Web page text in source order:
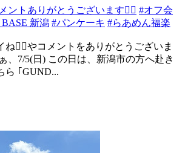
ントありがとうございます🙇‍♂️ #オフ会
新潟 #パンケーキ #らあめん福楽
👍🏻やコメントをありがとうございま
、7/5(日) この日は、新潟市の方へ赴き
ら ｢GUND...